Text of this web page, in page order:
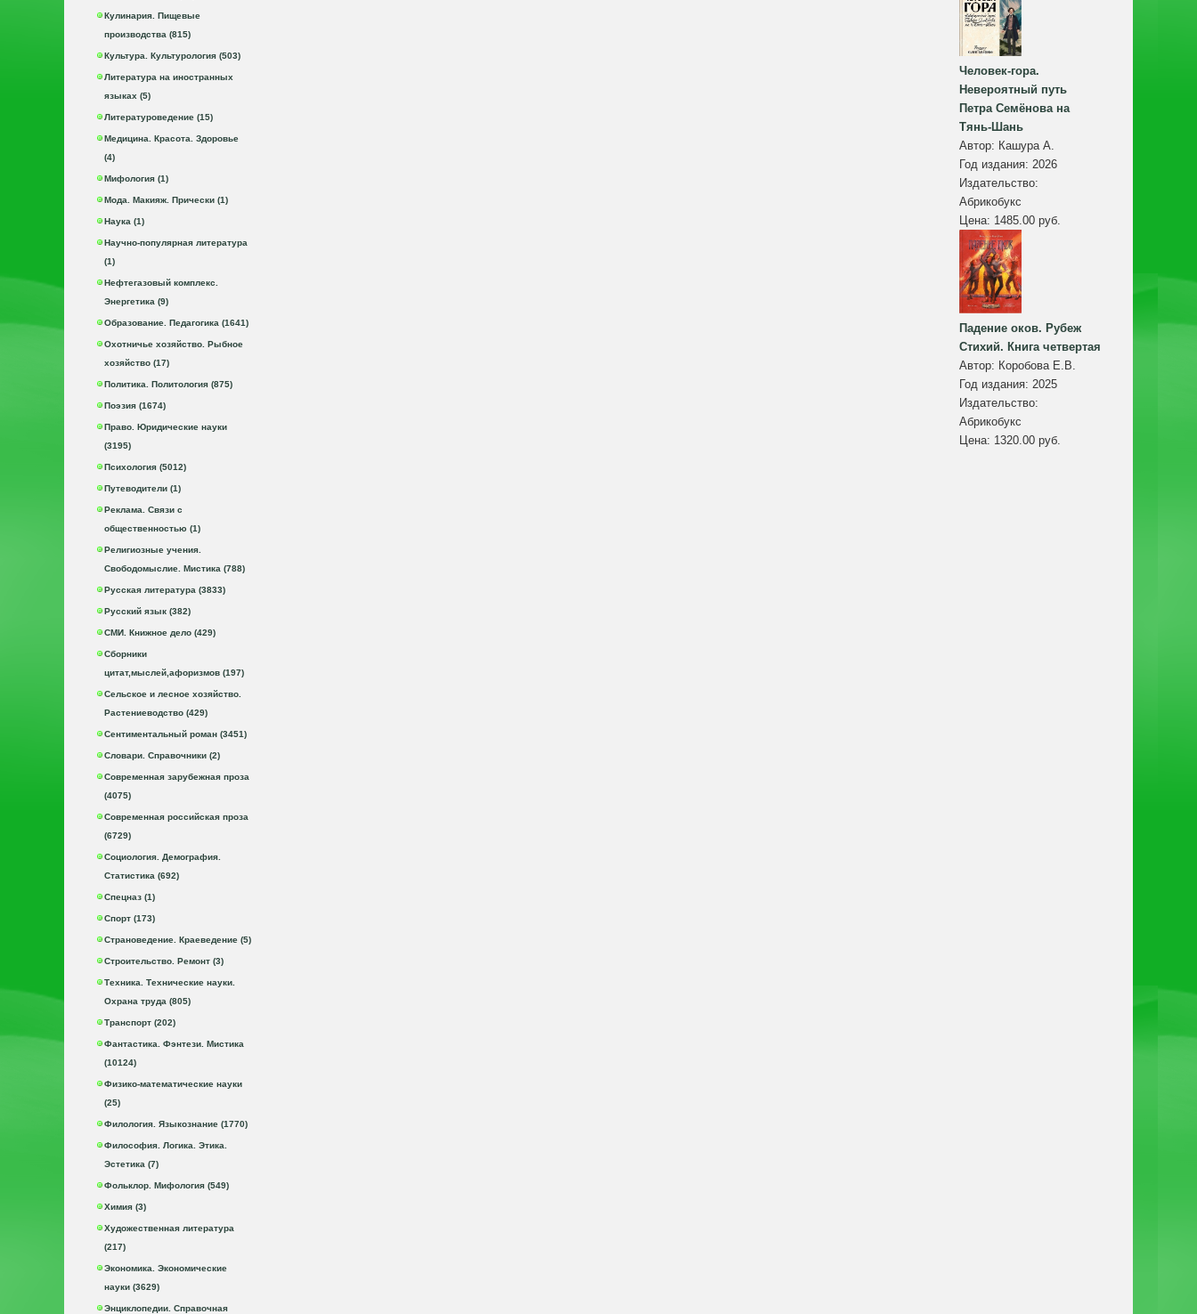
Кулинария. Пищевые
производства (815)
Культура. Культурология (503)
Литература на иностранных
языках (5)
Литературоведение (15)
Медицина. Красота. Здоровье
(4)
Мифология (1)
Мода. Макияж. Прически (1)
Наука (1)
Научно-популярная литература
(1)
Нефтегазовый комплекс.
Энергетика (9)
Образование. Педагогика (1641)
Охотничье хозяйство. Рыбное
хозяйство (17)
Политика. Политология (875)
Поэзия (1674)
Право. Юридические науки
(3195)
Психология (5012)
Путеводители (1)
Реклама. Связи с
общественностью (1)
Религиозные учения.
Свободомыслие. Мистика (788)
Русская литература (3833)
Русский язык (382)
СМИ. Книжное дело (429)
Сборники
цитат,мыслей,афоризмов (197)
Сельское и лесное хозяйство.
Растениеводство (429)
Сентиментальный роман (3451)
Словари. Справочники (2)
Современная зарубежная проза
(4075)
Современная российская проза
(6729)
Социология. Демография.
Статистика (692)
Спецназ (1)
Спорт (173)
Страноведение. Краеведение (5)
Строительство. Ремонт (3)
Техника. Технические науки.
Охрана труда (805)
Транспорт (202)
Фантастика. Фэнтези. Мистика
(10124)
Физико-математические науки
(25)
Филология. Языкознание (1770)
Философия. Логика. Этика.
Эстетика (7)
Фольклор. Мифология (549)
Химия (3)
Художественная литература
(217)
Экономика. Экономические
науки (3629)
Энциклопедии. Справочная
Человек-гора.
Невероятный путь
Петра Семёнова на
Тянь-Шань
Автор: Кашура А.
Год издания: 2026
Издательство:
Абрикобукс
Цена: 1485.00 руб.
Падение оков. Рубеж
Стихий. Книга четвертая
Автор: Коробова Е.В.
Год издания: 2025
Издательство:
Абрикобукс
Цена: 1320.00 руб.